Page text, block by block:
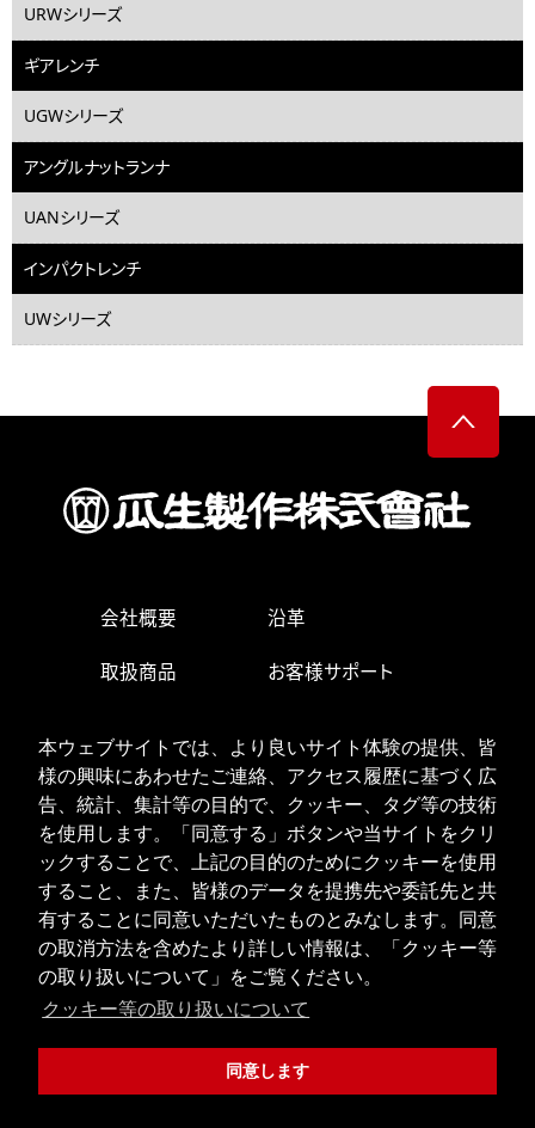
本ウェブサイトでは、より良いサイト体験の提供、皆
様の興味にあわせたご連絡、アクセス履歴に基づく広
告、統計、集計等の目的で、クッキー、タグ等の技術
を使用します。「同意する」ボタンや当サイトをクリ
ックすることで、上記の目的のためにクッキーを使用
すること、また、皆様のデータを提携先や委託先と共
有することに同意いただいたものとみなします。同意
の取消方法を含めたより詳しい情報は、「クッキー等
の取り扱いについて」をご覧ください。
クッキー等の取り扱いについて
同意します
URWシリーズ
ギアレンチ
UGWシリーズ
アングルナットランナ
UANシリーズ
インパクトレンチ
UWシリーズ
会社概要 沿革
取扱商品 お客様サポート
お問い合わせ
ISOへの取り組み
個人情報の取り扱い
クッキーポリシー
JPN ENG
Copyright © 2020 URYU SEISAKU, LTD. All Rights Reserved.